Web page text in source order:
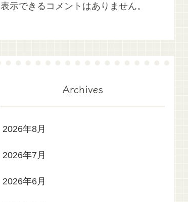
表示できるコメントはありません。
Archives
2026年8月
2026年7月
2026年6月